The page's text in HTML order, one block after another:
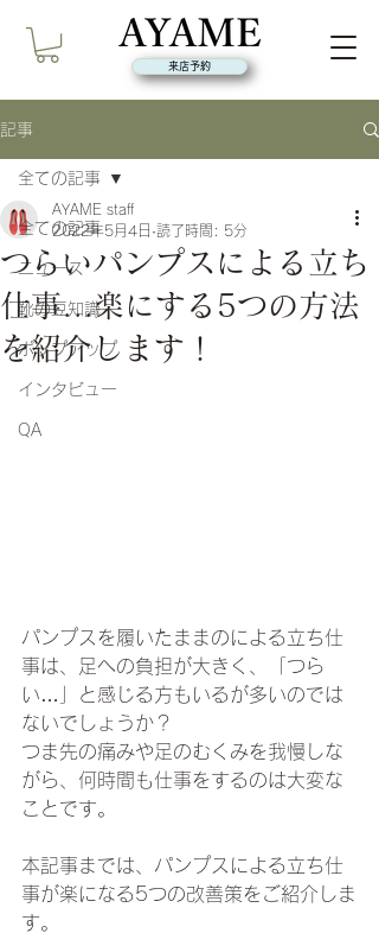
来店予約
記事
全ての記事
ニュース
靴の豆知識
ポップアップ
インタビュー
QA
全ての記事
つらいパンプスによる立ち
仕事...楽にする5つの方法
を紹介します！
AYAME staff
2022年5月4日 読了時間: 5分
パンプスを履いたままのによる立ち仕
事は、足への負担が大きく、「つら
い…」と感じる方もいるが多いのでは
ないでしょうか？
つま先の痛みや足のむくみを我慢しな
がら、何時間も仕事をするのは大変な
ことです。
本記事までは、パンプスによる立ち仕
事が楽になる5つの改善策をご紹介しま
す。